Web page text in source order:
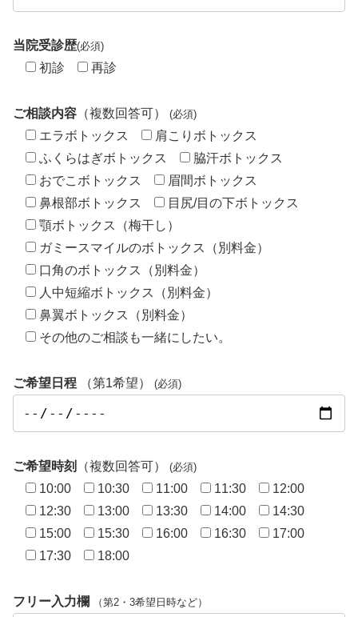
当院受診歴(必須)
初診 再診
ご相談内容 （複数回答可） (必須)
エラボトックス
肩こりボトックス
ふくらはぎボトックス
脇汗ボトックス
おでこボトックス
眉間ボトックス
鼻根部ボトックス
目尻/目の下ボトックス
顎ボトックス（梅干し）
ガミースマイルのボトックス（別料金）
口角のボトックス（別料金）
人中短縮ボトックス（別料金）
鼻翼ボトックス（別料金）
その他のご相談も一緒にしたい。
ご希望日程 （第1希望） (必須)
ご希望時刻 （複数回答可） (必須)
10:00 10:30 11:00 11:30
12:00
12:30
13:00 13:30 14:00
14:30
15:00
15:30 16:00 16:30
17:00
17:30
18:00
フリー入力欄 （第2・3希望日時など）